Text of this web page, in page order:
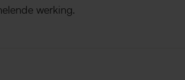
werking.